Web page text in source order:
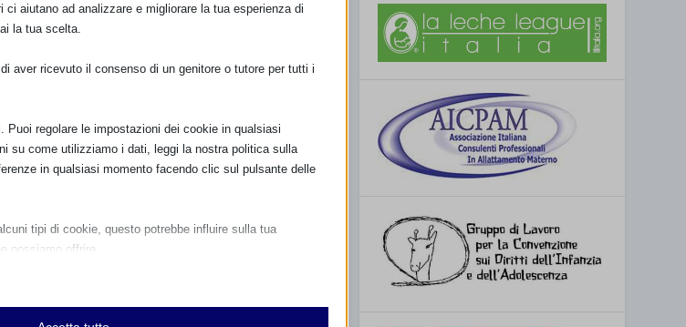
di Promozione Sociale Baubó
eventuale possibilità di programmare un
ostetrico e psicologico per favorire la
aiutano ad analizzare e migliorare la tua esperienza di
la tua scelta.
aver ricevuto il consenso di un genitore o tutore per tutti i
Puoi regolare le impostazioni dei cookie in qualsiasi
su come utilizziamo i dati, leggi la nostra politica sulla
in qualsiasi momento facendo clic sul pulsante delle
tipi di cookie, questo potrebbe influire sulla tua
possiamo offrire.
cookie e servizi non richiedono il consenso dell'utente